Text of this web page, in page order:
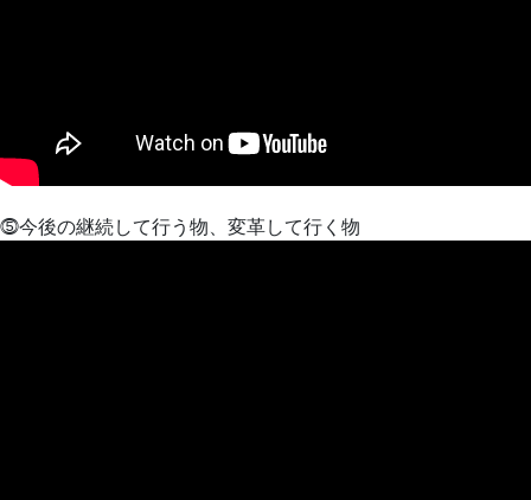
⓹今後の継続して行う物、変革して行く物